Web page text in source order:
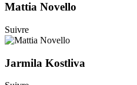
Mattia Novello
Suivre
Jarmila Kostliva